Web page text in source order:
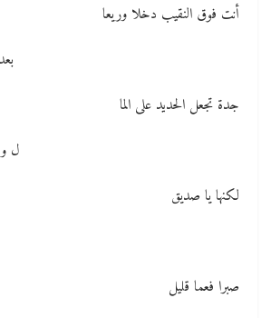
أنت فوق النقيب دخلا وريعا
جدة تجعل الحديد على الما
ل
لكنها يا صديق
صبرا فعما قليل